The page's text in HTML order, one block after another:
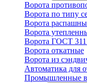
Ворота
Ворота по типу
Ворота
Ворота
Ворота ГОСТ
Ворота откатные
Ворота из
Автоматика для
Промышленные